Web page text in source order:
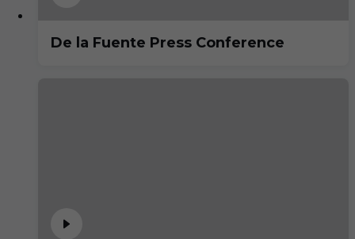
De la Fuente Press Conference